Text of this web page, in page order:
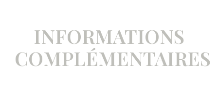
INFORMATIONS
COMPLÉMENTAIRES